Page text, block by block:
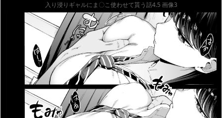
入り浸りギャルにま〇こ使わせて貰う話4.5 画像3